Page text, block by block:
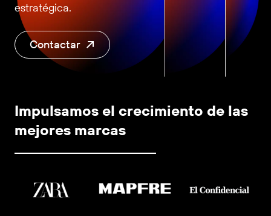
estratégica.
Contactar
Impulsamos el crecimiento de las
mejores marcas